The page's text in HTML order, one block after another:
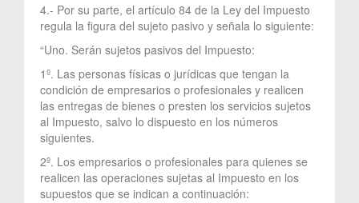
4.- Por su parte, el artículo 84 de la Ley del Impuesto
regula la figura del sujeto pasivo y señala lo siguiente:
“Uno. Serán sujetos pasivos del Impuesto:
1º. Las personas físicas o jurídicas que tengan la
condición de empresarios o profesionales y realicen
las entregas de bienes o presten los servicios sujetos
al Impuesto, salvo lo dispuesto en los números
siguientes.
2º. Los empresarios o profesionales para quienes se
realicen las operaciones sujetas al Impuesto en los
supuestos que se indican a continuación: